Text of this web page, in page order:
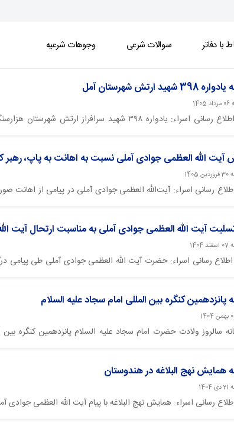
با دفاتر سوالات شرعی وجوهات شرعیه
شهید ارتش شهرستان آمل
پایگاه اطلاع رسانی اسراء: یادواره ۳۹۸ شهید سرافراز
آیت الله العظمی جوادی آملی نسبت به اهانت به پاپ،
دینی جهان حفظ شود!
اطلاع رسانی اسراء: آیت‌الله العظمی جوادی آملی در پیامی از اهانت
مذهبی جهان، نسبت به این رفتار تأکید کردند و بیان داشتند:
آیت الله العظمی جوادی آملی به مناسبت ارتحال آيت
اطلاع رسانی اسراء: حضرت آیت الله العظمی جوادی آملی طی
پانزدهمین کنگره بین المللی امام سجاد علیه السلام
سالروز ولادت حضرت امام سجاد علیه السلام پانزدهمین کنگره بین
همایش نهج البلاغه در هندوستان
اطلاع رسانی اسراء: همایش نهج البلاغه با پیام آیت الله العظمی جوادی